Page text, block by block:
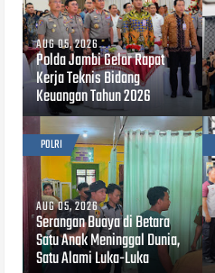
AUG 05, 2026
Polda Jambi Gelar Rapat
Kerja Teknis Bidang
Keuangan Tahun 2026
POLRI
AUG 05, 2026
Serangan Buaya di Betara
Satu Anak Meninggal Dunia,
Satu Alami Luka-Luka